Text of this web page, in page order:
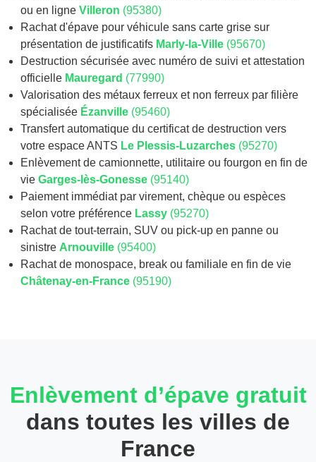
ou en ligne Villeron (95380)
Rachat d'épave pour véhicule sans carte grise sur
présentation de justificatifs Marly-la-Ville (95670)
Destruction sécurisée avec numéro de suivi et attestation
officielle Mauregard (77990)
Valorisation des métaux ferreux et non ferreux par filière
spécialisée Ézanville (95460)
Transfert automatique du certificat de destruction vers
votre espace ANTS Le Plessis-Luzarches (95270)
Enlèvement de camionnette, utilitaire ou fourgon en fin de
vie Garges-lès-Gonesse (95140)
Paiement immédiat par virement, chèque ou espèces
selon votre préférence Lassy (95270)
Rachat de tout-terrain, SUV ou pick-up en panne ou
sinistre Arnouville (95400)
Rachat de monospace, break ou familiale en fin de vie
Châtenay-en-France (95190)
Enlèvement d’épave gratuit
dans toutes les villes de
France